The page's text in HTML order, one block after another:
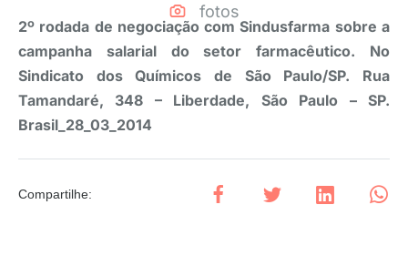
fotos
2º rodada de negociação com Sindusfarma sobre a
campanha salarial do setor farmacêutico. No
Sindicato dos Químicos de São Paulo/SP. Rua
Tamandaré, 348 – Liberdade, São Paulo – SP.
Brasil_28_03_2014
Compartilhe: